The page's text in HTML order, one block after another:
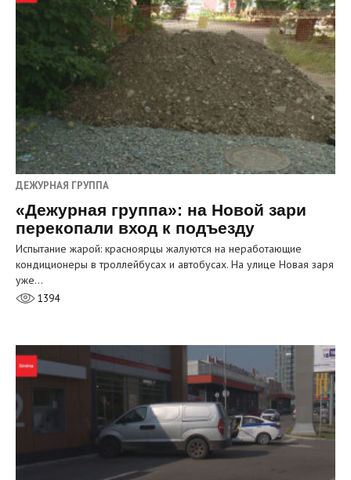
ДЕЖУРНАЯ ГРУППА
«Дежурная группа»: на Новой зари
перекопали вход к подъезду
Испытание жарой: красноярцы жалуются на неработающие
кондиционеры в троллейбусах и автобусах. На улице Новая заря
уже…
1394